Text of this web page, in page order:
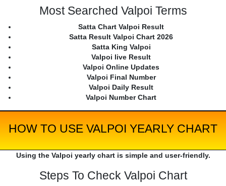
Most Searched Valpoi Terms
Satta Chart Valpoi Result
Satta Result Valpoi Chart 2026
Satta King Valpoi
Valpoi live Result
Valpoi Online Updates
Valpoi Final Number
Valpoi Daily Result
Valpoi Number Chart
HOW TO USE VALPOI YEARLY CHART
Using the Valpoi yearly chart is simple and user-friendly.
Steps To Check Valpoi Chart